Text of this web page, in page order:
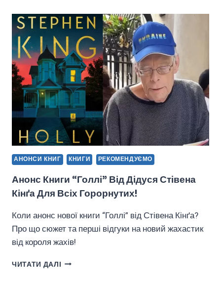
ВИХІД
КНИЖОК
ПРО
ГАННІБАЛА
АНОНСИ КНИГ КНИГИ РЕКОМЕНДУЄМО
Анонс Книги “Голлі” Від Дідуся Стівена
Кінґа Для Всіх Горорнутих!
Коли анонс нової книги “Голлі” від Стівена Кінґа?
Про що сюжет та перші відгуки на новий жахастик
від короля жахів!
ЧИТАТИ ДАЛІ АНОНС